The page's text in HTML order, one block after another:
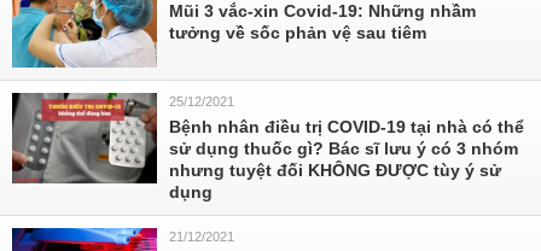
Mũi 3 vắc-xin Covid-19: Những nhầm
tưởng về sốc phản vệ sau tiêm
25/12/2021
Bệnh nhân điều trị COVID-19 tại nhà có thể
sử dụng thuốc gì? Bác sĩ lưu ý có 3 nhóm
nhưng tuyệt đối KHÔNG ĐƯỢC tùy ý sử
dụng
21/12/2021